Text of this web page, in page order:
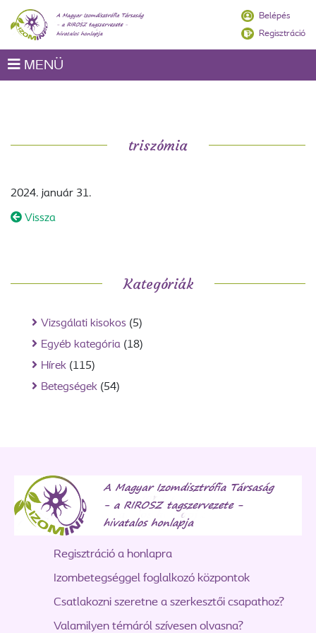
Belépés
Regisztráció
MENÜ
Kategóriák
Vizsgálati kisokos (5)
Egyéb kategória (18)
Hírek (115)
Betegségek (54)
triszómia
2024. január 31.
Vissza
Regisztráció a honlapra
Izombetegséggel foglalkozó központok
Csatlakozni szeretne a szerkesztői csapathoz?
Valamilyen témáról szívesen olvasna?